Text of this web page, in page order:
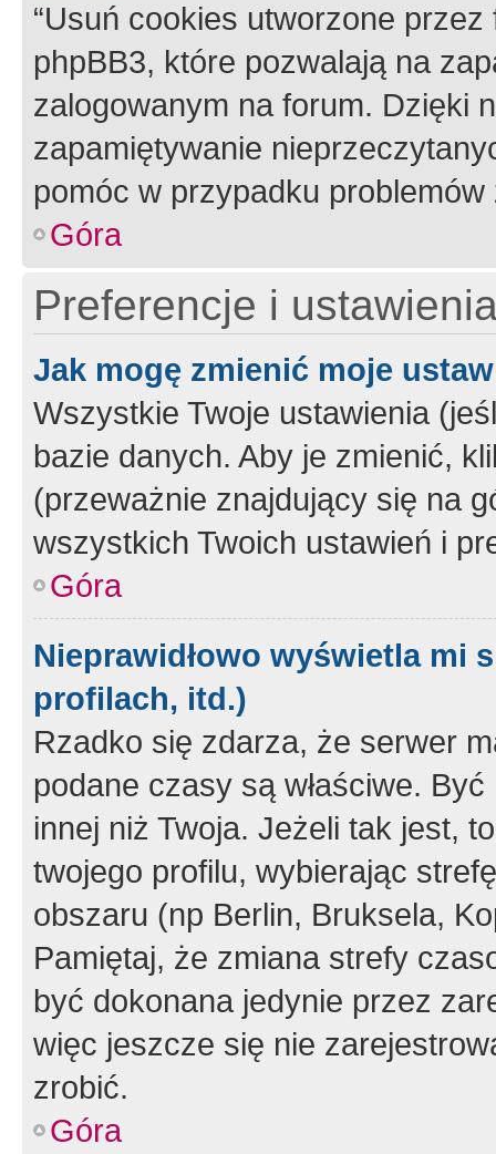
“Usuń cookies utworzone
phpBB3, które pozwalają na
zalogowanym na forum. Dzięki
zapamiętywanie
pomóc w przypadku
Góra
Preferencje i
Jak mogę zmienić moje
Wszystkie Twoje ustawienia
bazie danych. Aby je zmienić,
(przeważnie znajdujący się na
wszystkich Twoich ustawień i
Góra
Nieprawidłowo wyświetla mi
profilach, itd.)
Rzadko się zdarza, że serwer
podane czasy są właściwe.
innej niż Twoja. Jeżeli tak jest,
twojego profilu, wybierając
obszaru (np Berlin, Bruksela,
Pamiętaj, że zmiana strefy
być dokonana jedynie przez
więc jeszcze się nie
zrobić.
Góra